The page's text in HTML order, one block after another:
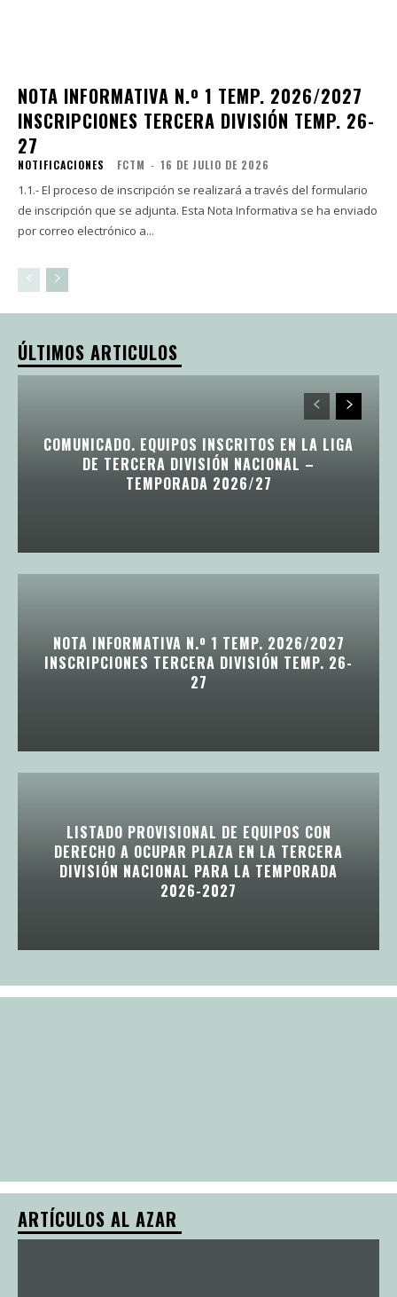
NOTA INFORMATIVA N.º 1 TEMP. 2026/2027
INSCRIPCIONES TERCERA DIVISIÓN TEMP. 26-
27
NOTIFICACIONES FCTM - 16 DE JULIO DE 2026
1.1.- El proceso de inscripción se realizará a través del formulario
de inscripción que se adjunta. Esta Nota Informativa se ha enviado
por correo electrónico a...
ÚLTIMOS ARTICULOS
COMUNICADO. EQUIPOS INSCRITOS EN LA LIGA
DE TERCERA DIVISIÓN NACIONAL –
TEMPORADA 2026/27
NOTA INFORMATIVA N.º 1 TEMP. 2026/2027
INSCRIPCIONES TERCERA DIVISIÓN TEMP. 26-
27
LISTADO PROVISIONAL DE EQUIPOS CON
DERECHO A OCUPAR PLAZA EN LA TERCERA
DIVISIÓN NACIONAL PARA LA TEMPORADA
2026-2027
ARTÍCULOS AL AZAR